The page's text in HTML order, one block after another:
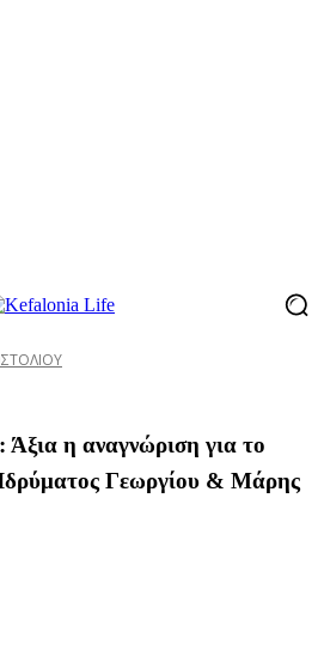
η αναγνώριση για το
Ιδρύματος Γεωργίου & Μάρης